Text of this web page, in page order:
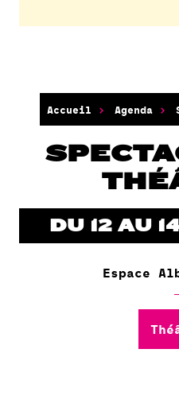
Accueil Agenda
DU 12 AU
Espace